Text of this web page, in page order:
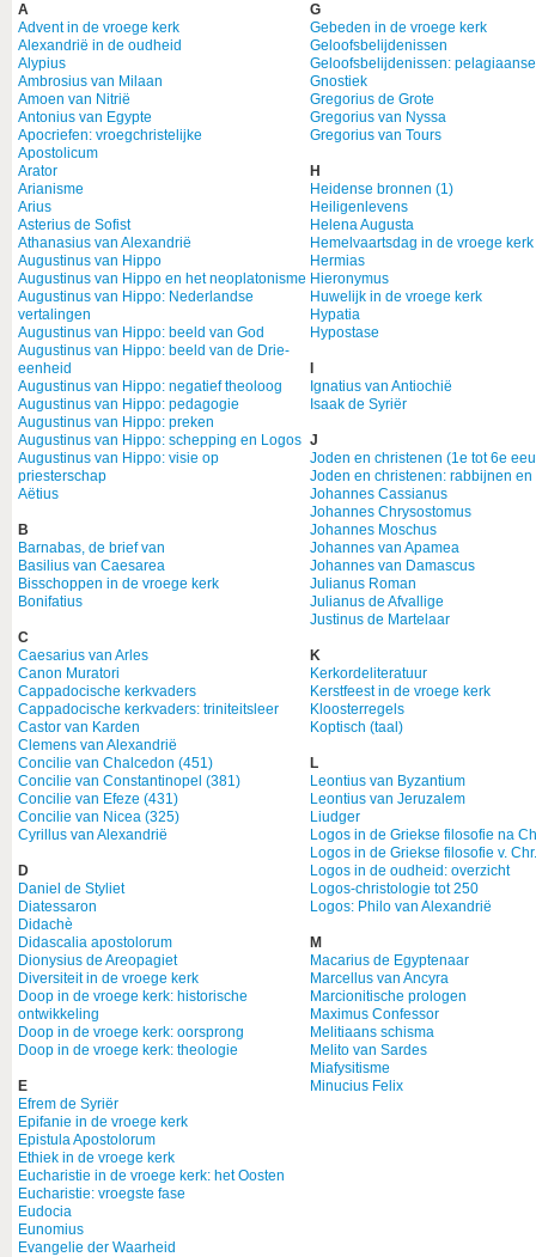
A
Advent in de vroege kerk
Alexandrië in de oudheid
Alypius
Ambrosius van Milaan
Amoen van Nitrië
Antonius van Egypte
Apocriefen: vroegchristelijke
Apostolicum
Arator
Arianisme
Arius
Asterius de Sofist
Athanasius van Alexandrië
Augustinus van Hippo
Augustinus van Hippo en het neoplatonisme
Augustinus van Hippo: Nederlandse
vertalingen
Augustinus van Hippo: beeld van God
Augustinus van Hippo: beeld van de Drie-
eenheid
Augustinus van Hippo: negatief theoloog
Augustinus van Hippo: pedagogie
Augustinus van Hippo: preken
Augustinus van Hippo: schepping en Logos
Augustinus van Hippo: visie op
priesterschap
Aëtius
B
Barnabas, de brief van
Basilius van Caesarea
Bisschoppen in de vroege kerk
Bonifatius
C
Caesarius van Arles
Canon Muratori
Cappadocische kerkvaders
Cappadocische kerkvaders: triniteitsleer
Castor van Karden
Clemens van Alexandrië
Concilie van Chalcedon (451)
Concilie van Constantinopel (381)
Concilie van Efeze (431)
Concilie van Nicea (325)
Cyrillus van Alexandrië
D
Daniel de Styliet
Diatessaron
Didachè
Didascalia apostolorum
Dionysius de Areopagiet
Diversiteit in de vroege kerk
Doop in de vroege kerk: historische
ontwikkeling
Doop in de vroege kerk: oorsprong
Doop in de vroege kerk: theologie
E
Efrem de Syriër
Epifanie in de vroege kerk
Epistula Apostolorum
Ethiek in de vroege kerk
Eucharistie in de vroege kerk: het Oosten
Eucharistie: vroegste fase
Eudocia
Eunomius
Evangelie der Waarheid
G
Gebeden in de vroege kerk
Geloofsbelijdenissen
Geloofsbelijdenissen: pelagiaanse
Gnostiek
Gregorius de Grote
Gregorius van Nyssa
Gregorius van Tours
H
Heidense bronnen (1)
Heiligenlevens
Helena Augusta
Hemelvaartsdag in de vroege kerk
Hermias
Hieronymus
Huwelijk in de vroege kerk
Hypatia
Hypostase
Ignatius van Antiochië
Isaak de Syriër
J
Joden en christenen (1e tot 6e
Joden en christenen: rabbijnen en
Johannes Cassianus
Johannes Chrysostomus
Johannes Moschus
Johannes van Apamea
Johannes van Damascus
Julianus Roman
Julianus de Afvallige
Justinus de Martelaar
K
Kerkordeliteratuur
Kerstfeest in de vroege kerk
Kloosterregels
Koptisch (taal)
L
Leontius van Byzantium
Leontius van Jeruzalem
Liudger
Logos in de Griekse filosofie na
Logos in de Griekse filosofie v.
Logos in de oudheid: overzicht
Logos-christologie tot 250
Logos: Philo van Alexandrië
M
Macarius de Egyptenaar
Marcellus van Ancyra
Marcionitische prologen
Maximus Confessor
Melitiaans schisma
Melito van Sardes
Miafysitisme
Minucius Felix